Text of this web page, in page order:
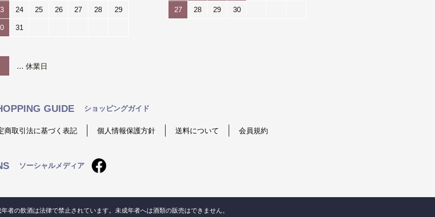
24 25 26 27 28 29
31
27 28 29 30
… 休業日
GUIDE ショッピングガイド
商取引法に基づく表記 個人情報保護方針 送料について 会員規約
ソーシャルメディア
者の飲酒は法律で禁止されています。 未成年者へは酒類の販売はできません。